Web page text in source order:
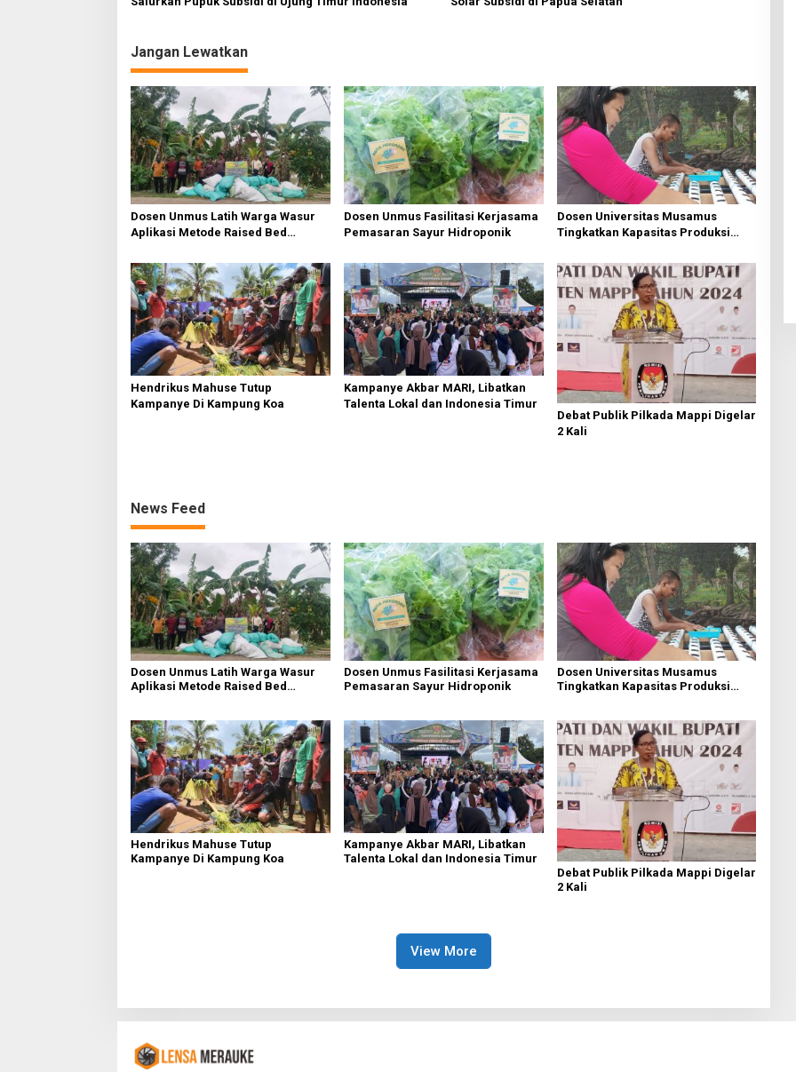
Jangan Lewatkan
Dosen Unmus Latih Warga Wasur
Aplikasi Metode Raised Bed
Dosen Unmus Fasilitasi Kerjasama
Pemasaran Sayur Hidroponik
Dosen Universitas Musamus
Tingkatkan Kapasitas Produksi
Hendrikus Mahuse Tutup
Kampanye Di Kampung Koa
Kampanye Akbar MARI, Libatkan
Talenta Lokal dan Indonesia Timur
Debat Publik Pilkada Mappi Digelar
2 Kali
News Feed
Dosen Unmus Latih Warga Wasur
Aplikasi Metode Raised Bed
Dosen Unmus Fasilitasi Kerjasama
Pemasaran Sayur Hidroponik
Dosen Universitas Musamus
Tingkatkan Kapasitas Produksi
Hendrikus Mahuse Tutup
Kampanye Di Kampung Koa
Kampanye Akbar MARI, Libatkan
Talenta Lokal dan Indonesia Timur
Debat Publik Pilkada Mappi Digelar
2 Kali
View More